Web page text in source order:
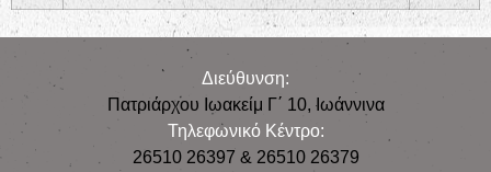
Διεύθυνση:
Πατριάρχου Ιωακείμ Γ΄ 10, Iωάννινα
Τηλεφωνικό Κέντρο:
26510 26397 & 26510 26379